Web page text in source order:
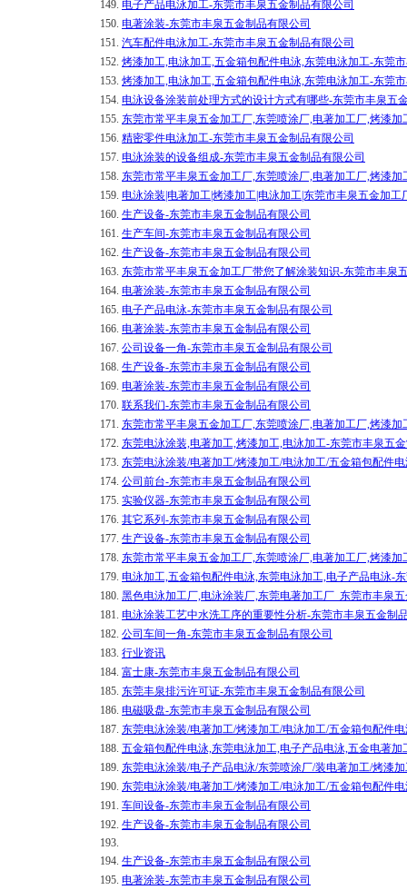
149. 电子产品电泳加工-东莞市丰泉五金制品有限公司
150. 电著涂装-东莞市丰泉五金制品有限公司
151. 汽车配件电泳加工-东莞市丰泉五金制品有限公司
152. 烤漆加工,电泳加工,五金箱包配件电泳,东莞电泳加工-东莞
153. 烤漆加工,电泳加工,五金箱包配件电泳,东莞电泳加工-东莞
154. 电泳设备涂装前处理方式的设计方式有哪些-东莞市丰泉五
155. 东莞市常平丰泉五金加工厂,东莞喷涂厂,电著加工厂,烤漆加
156. 精密零件电泳加工-东莞市丰泉五金制品有限公司
157. 电泳涂装的设备组成-东莞市丰泉五金制品有限公司
158. 东莞市常平丰泉五金加工厂,东莞喷涂厂,电著加工厂,烤漆加
159. 电泳涂装|电著加工|烤漆加工|电泳加工|东莞市丰泉五金加
160. 生产设备-东莞市丰泉五金制品有限公司
161. 生产车间-东莞市丰泉五金制品有限公司
162. 生产设备-东莞市丰泉五金制品有限公司
163. 东莞市常平丰泉五金加工厂带您了解涂装知识-东莞市丰泉
164. 电著涂装-东莞市丰泉五金制品有限公司
165. 电子产品电泳-东莞市丰泉五金制品有限公司
166. 电著涂装-东莞市丰泉五金制品有限公司
167. 公司设备一角-东莞市丰泉五金制品有限公司
168. 生产设备-东莞市丰泉五金制品有限公司
169. 电著涂装-东莞市丰泉五金制品有限公司
170. 联系我们-东莞市丰泉五金制品有限公司
171. 东莞市常平丰泉五金加工厂,东莞喷涂厂,电著加工厂,烤漆加
172. 东莞电泳涂装,电著加工,烤漆加工,电泳加工-东莞市丰泉五
173. 东莞电泳涂装/电著加工/烤漆加工/电泳加工/五金箱包配件
174. 公司前台-东莞市丰泉五金制品有限公司
175. 实验仪器-东莞市丰泉五金制品有限公司
176. 其它系列-东莞市丰泉五金制品有限公司
177. 生产设备-东莞市丰泉五金制品有限公司
178. 东莞市常平丰泉五金加工厂,东莞喷涂厂,电著加工厂,烤漆加
179. 电泳加工,五金箱包配件电泳,东莞电泳加工,电子产品电泳-
180. 黑色电泳加工厂,电泳涂装厂,东莞电著加工厂_东莞市丰泉
181. 电泳涂装工艺中水洗工序的重要性分析-东莞市丰泉五金制
182. 公司车间一角-东莞市丰泉五金制品有限公司
183. 行业资讯
184. 富士康-东莞市丰泉五金制品有限公司
185. 东莞丰泉排污许可证-东莞市丰泉五金制品有限公司
186. 电磁吸盘-东莞市丰泉五金制品有限公司
187. 东莞电泳涂装/电著加工/烤漆加工/电泳加工/五金箱包配件
188. 五金箱包配件电泳,东莞电泳加工,电子产品电泳,五金电著
189. 东莞电泳涂装/电子产品电泳/东莞喷涂厂/装电著加工/烤漆
190. 东莞电泳涂装/电著加工/烤漆加工/电泳加工/五金箱包配件
191. 车间设备-东莞市丰泉五金制品有限公司
192. 生产设备-东莞市丰泉五金制品有限公司
193.
194. 生产设备-东莞市丰泉五金制品有限公司
195. 电著涂装-东莞市丰泉五金制品有限公司